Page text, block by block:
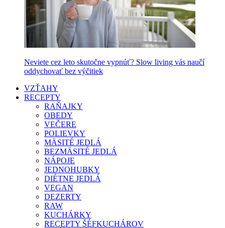
Neviete cez leto skutočne vypnúť? Slow living vás naučí
oddychovať bez výčitiek
VZŤAHY
RECEPTY
RAŇAJKY
OBEDY
VEČERE
POLIEVKY
MÄSITÉ JEDLÁ
BEZMÄSITÉ JEDLÁ
NÁPOJE
JEDNOHUBKY
DIÉTNE JEDLÁ
VEGAN
DEZERTY
RAW
KUCHÁRKY
RECEPTY ŠÉFKUCHÁROV